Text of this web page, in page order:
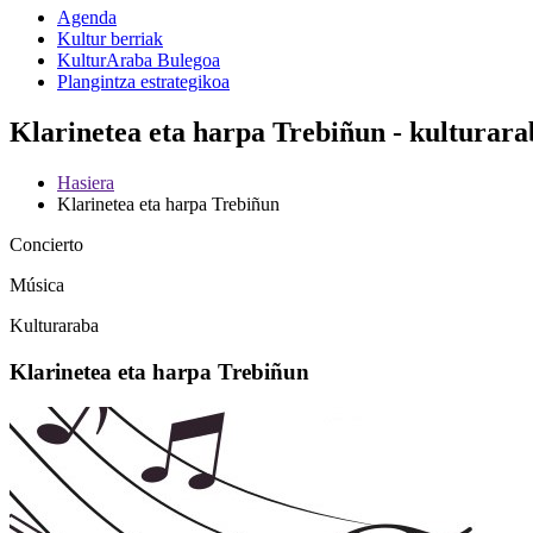
Agenda
Kultur berriak
KulturAraba Bulegoa
Plangintza estrategikoa
Klarinetea eta harpa Trebiñun -
Hasiera
Klarinetea eta harpa Trebiñun
Concierto
Música
Kulturaraba
Klarinetea eta harpa Trebiñun